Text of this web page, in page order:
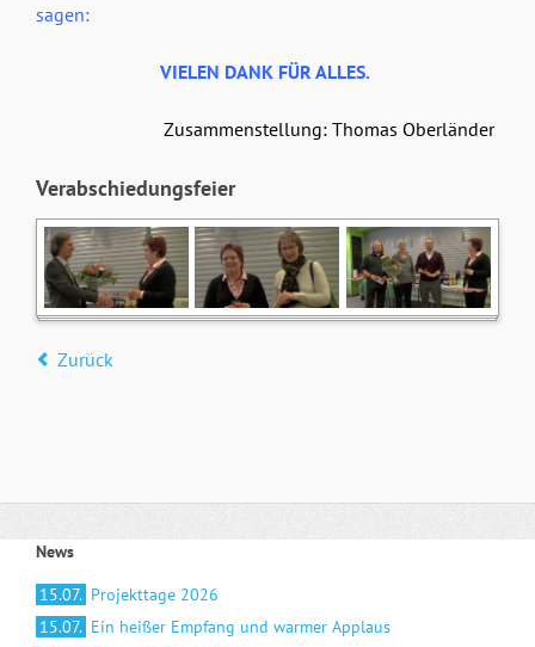
sagen:
VIELEN DANK FÜR ALLES.
Zusammenstellung: Thomas Oberländer
Verabschiedungsfeier
Zurück
News
15.07. Projekttage 2026
15.07. Ein heißer Empfang und warmer Applaus